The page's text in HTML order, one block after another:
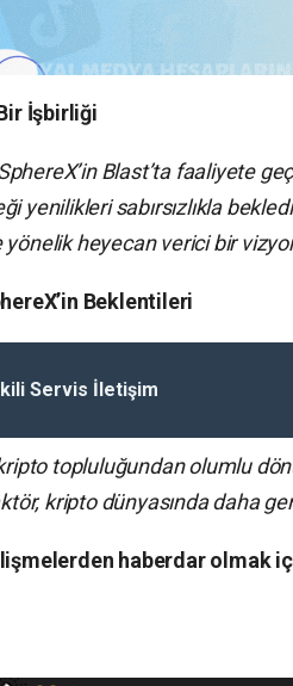
İşbirliği
Blast’ta faaliyete
yenilikleri sabırsızlıkla
heyecan verici bir
Beklentileri
Servis İletişim
topluluğundan olumlu
kripto dünyasında daha
haberdar olmak